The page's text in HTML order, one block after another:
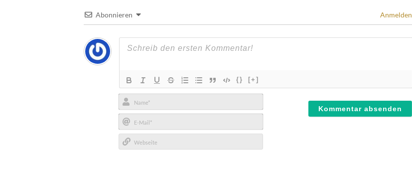
Abonnieren Anmelden
{} [+]
Name*
E-
Mail*